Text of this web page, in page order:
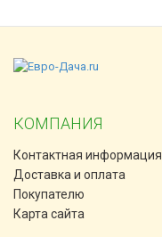
КОМПАНИЯ
Контактная информация
Доставка и оплата
Покупателю
Карта сайта